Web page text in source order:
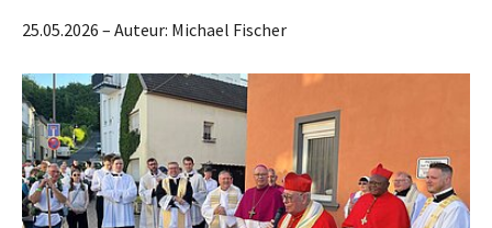
25.05.2026 – Auteur: Michael Fischer